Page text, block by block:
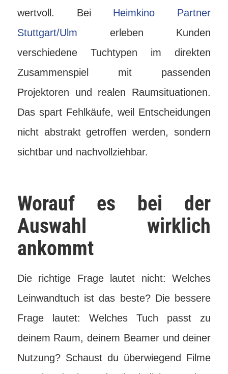
wertvoll. Bei Heimkino Partner
Stuttgart/Ulm erleben Kunden
verschiedene Tuchtypen im direkten
Zusammenspiel mit passenden
Projektoren und realen Raumsituationen.
Das spart Fehlkäufe, weil Entscheidungen
nicht abstrakt getroffen werden, sondern
sichtbar und nachvollziehbar.
Worauf es bei der
Auswahl wirklich
ankommt
Die richtige Frage lautet nicht: Welches
Leinwandtuch ist das beste? Die bessere
Frage lautet: Welches Tuch passt zu
deinem Raum, deinem Beamer und deiner
Nutzung? Schaust du überwiegend Filme